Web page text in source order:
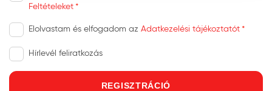
Feltételeket
Elolvastam és elfogadom az Adatkezelési tájékoztatót
Hírlevél feliratkozás
REGISZTRÁCIÓ